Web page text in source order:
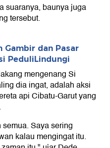
suaranya, baunya juga
tersebut.
Gambir dan Pasar
PeduliLindungi
mengenang Si
dia ingat, adalah aksi
api Cibatu-Garut yang
Saya sering
kalau mengingat itu.